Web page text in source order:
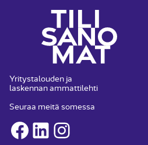
Yritystalouden ja
laskennan ammattilehti
Seuraa meitä somessa
Facebook
LinkedInInstagram